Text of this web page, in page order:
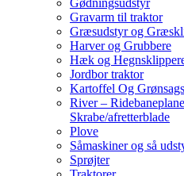
Gødningsudstyr
Gravarm til traktor
Græsudstyr og
Harver og Grubbere
Hæk og
Jordbor traktor
Kartoffel Og
River –
Skrabe/afretterblade
Plove
Såmaskiner og så
Sprøjter